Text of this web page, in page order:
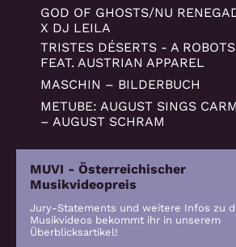
GOD OF GHOSTS/NU
X DJ LEILA
TRISTES DÉSERTS - A
FEAT. AUSTRIAN APPAREL
MASCHIN – BILDERBUCH
METUBE: AUGUST SINGS
– AUGUST SCHRAM
MUVI - Österreichischer
Musikvideopreis
Jury-Statements und weitere Infos zu
Musikvideos bekommt ihr in unserem
Überblicksartikel!